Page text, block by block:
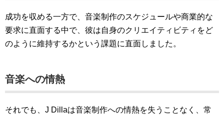
成功を収める一方で、音楽制作のスケジュールや商業的な
要求に直面する中で、彼は自身のクリエイティビティをど
のように維持するかという課題に直面しました。
音楽への情熱
それでも、J Dillaは音楽制作への情熱を失うことなく、常